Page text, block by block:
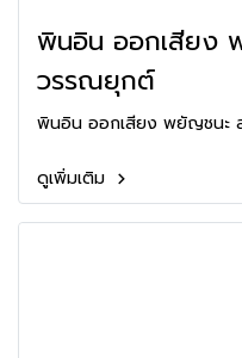
พินอิน ออกเสียง พยัญชนะ สระ และ
วรรณยุกต์
พินอิน ออกเสียง พยัญชนะ
ดูเพิ่มเติม